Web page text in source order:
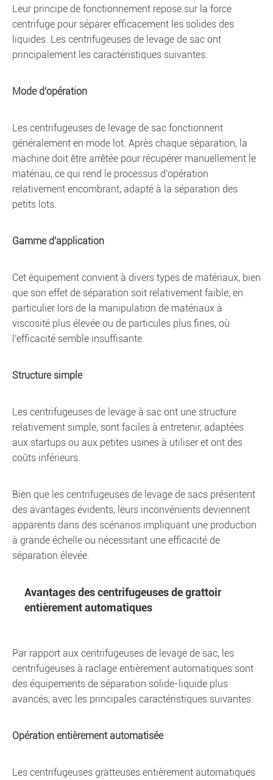
Leur principe de fonctionnement repose sur la force
centrifuge pour séparer efficacement les solides des
liquides. Les centrifugeuses de levage de sac ont
principalement les caractéristiques suivantes:
Mode d'opération
Les centrifugeuses de levage de sac fonctionnent
généralement en mode lot. Après chaque séparation, la
machine doit être arrêtée pour récupérer manuellement le
matériau, ce qui rend le processus d'opération
relativement encombrant, adapté à la séparation des
petits lots.
Gamme d'application
Cet équipement convient à divers types de matériaux, bien
que son effet de séparation soit relativement faible, en
particulier lors de la manipulation de matériaux à
viscosité plus élevée ou de particules plus fines, où
l'efficacité semble insuffisante.
Structure simple
Les centrifugeuses de levage à sac ont une structure
relativement simple, sont faciles à entretenir, adaptées
aux startups ou aux petites usines à utiliser et ont des
coûts inférieurs.
Bien que les centrifugeuses de levage de sacs présentent
des avantages évidents, leurs inconvénients deviennent
apparents dans des scénarios impliquant une production
à grande échelle ou nécessitant une efficacité de
séparation élevée.
Avantages des centrifugeuses de grattoir
entièrement automatiques
Par rapport aux centrifugeuses de levage de sac, les
centrifugeuses à raclage entièrement automatiques sont
des équipements de séparation solide-liquide plus
avancés, avec les principales caractéristiques suivantes:
Opération entièrement automatisée
Les centrifugeuses gratteuses entièrement automatiques